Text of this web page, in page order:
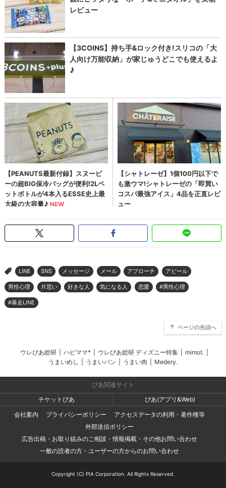
> LINE SNS メッセージ メール アプローチ アピール
男性心理 片思い 好きな人 気になる人 恋愛 #男性心理
#暴走LINE
ページの先頭へ
ウレぴあ総研 ハピママ* ウレぴあ総研 ディズニー特集 mimot.
うまいめし
うまいパン うまい肉 Medery.
ぴあ関連サイト
チケットぴあ
ぴあ(アプリ&Web)
会社案内
プライバシーポリシー
アクセスデータの利用・著作権等
外部送信ポリシー
広告出稿・お取り組みのご相談・情報掲載・その他お問い合わせ
一般の読者の方・ユーザーの方からのお問い合わせ
Copyright (C) PIA Corporation. All Rights Reserved.